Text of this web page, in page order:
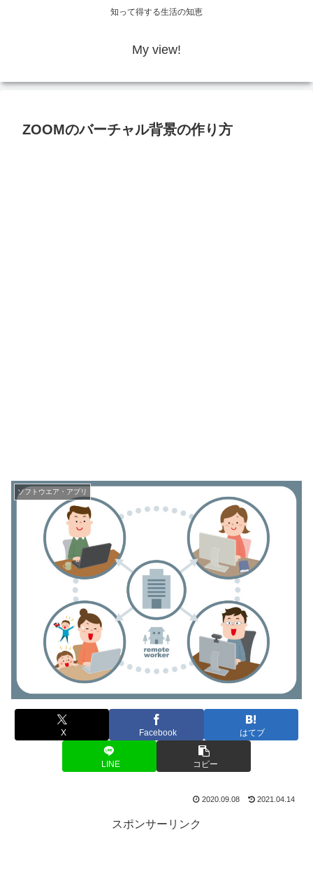
知って得する生活の知恵
My view!
ZOOMのバーチャル背景の作り方
ソフトウエア・アプリ
X Facebook はてブ
LINE コピー
2020.09.08 2021.04.14
スポンサーリンク